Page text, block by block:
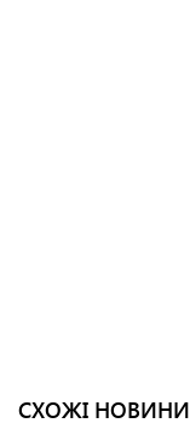
СХОЖІ НОВИНИ